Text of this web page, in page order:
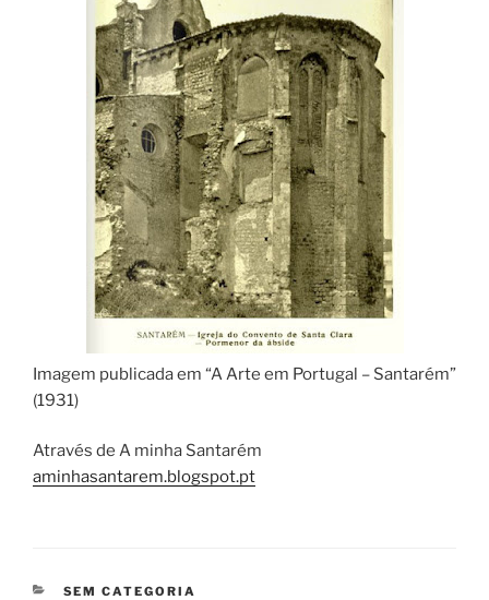
Imagem publicada em “A Arte em Portugal – Santarém”
(1931)
Através de A minha Santarém
aminhasantarem.blogspot.pt
CATEGORIAS
SEM CATEGORIA